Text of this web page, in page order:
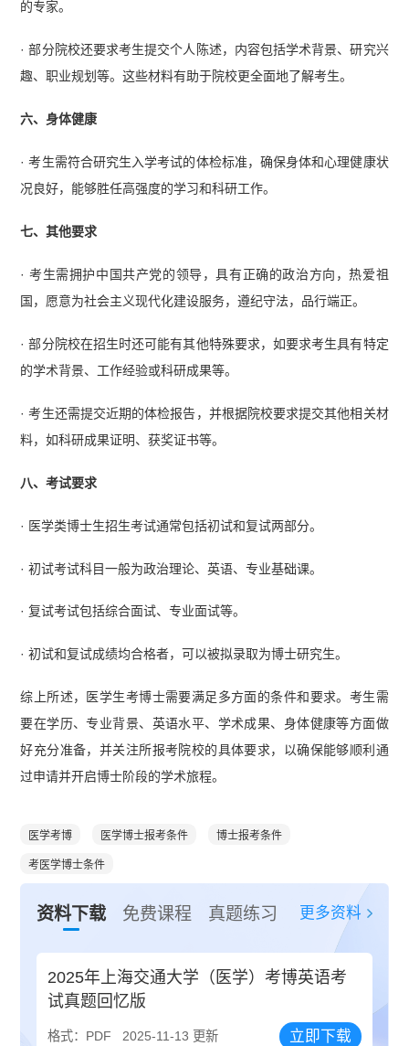
的专家。
· 部分院校还要求考生提交个人陈述，内容包括学术背景、研究兴
趣、职业规划等。这些材料有助于院校更全面地了解考生。
六、身体健康
· 考生需符合研究生入学考试的体检标准，确保身体和心理健康状
况良好，能够胜任高强度的学习和科研工作。
七、其他要求
· 考生需拥护中国共产党的领导，具有正确的政治方向，热爱祖
国，愿意为社会主义现代化建设服务，遵纪守法，品行端正。
· 部分院校在招生时还可能有其他特殊要求，如要求考生具有特定
的学术背景、工作经验或科研成果等。
· 考生还需提交近期的体检报告，并根据院校要求提交其他相关材
料，如科研成果证明、获奖证书等。
八、考试要求
· 医学类博士生招生考试通常包括初试和复试两部分。
· 初试考试科目一般为政治理论、英语、专业基础课。
· 复试考试包括综合面试、专业面试等。
· 初试和复试成绩均合格者，可以被拟录取为博士研究生。
综上所述，医学生考博士需要满足多方面的条件和要求。考生需
要在学历、专业背景、英语水平、学术成果、身体健康等方面做
好充分准备，并关注所报考院校的具体要求，以确保能够顺利通
过申请并开启博士阶段的学术旅程。
医学考博 医学博士报考条件 博士报考条件
考医学博士条件
资料下载 免费课程 真题练习 更多资料
2025年上海交通大学（医学）考博英语考
试真题回忆版
格式：PDF 2025-11-13 更新 立即下载